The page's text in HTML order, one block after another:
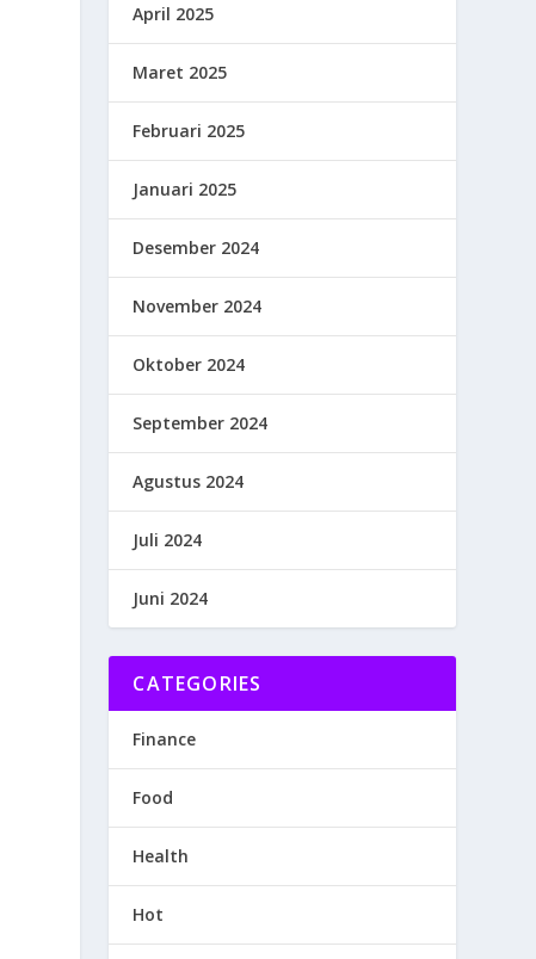
April 2025
Maret 2025
Februari 2025
Januari 2025
Desember 2024
November 2024
Oktober 2024
September 2024
Agustus 2024
Juli 2024
Juni 2024
CATEGORIES
Finance
Food
Health
Hot